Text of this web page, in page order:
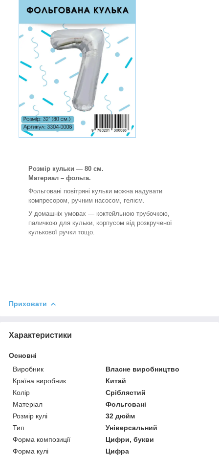
Розмір кульки — 80 см.
Материал – фольга.
Фольговані повітряні кульки можна надувати
компресором, ручним насосом, гелієм.
У домашніх умовах — коктейльною трубочкою,
паличкою для кульки, корпусом від розкрученої
кулькової ручки тощо.
Приховати
Характеристики
Основні
Виробник
Власне виробництво
Країна виробник
Китай
Колір
Сріблястий
Матеріал
Фольговані
Розмір кулі
32 дюйм
Тип
Універсальний
Форма композиції
Цифри, букви
Форма кулі
Цифра